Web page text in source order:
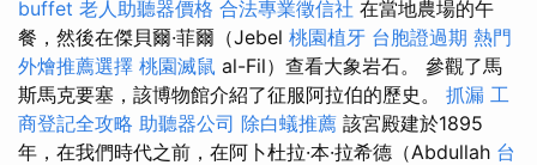
buffet 老人助聽器價格 合法專業徵信社 在當地農場的午
餐，然後在傑貝爾·菲爾（Jebel 桃園植牙 台胞證過期 熱門
外燴推薦選擇 桃園滅鼠 al-Fil）查看大象岩石。 參觀了馬
斯馬克要塞，該博物館介紹了征服阿拉伯的歷史。 抓漏 工
商登記全攻略 助聽器公司 除白蟻推薦 該宮殿建於1895
年，在我們時代之前，在阿卜杜拉·本·拉希德（Abdullah 台